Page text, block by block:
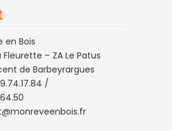
en Bois
– ZA Le Patus
de Barbeyrargues
/